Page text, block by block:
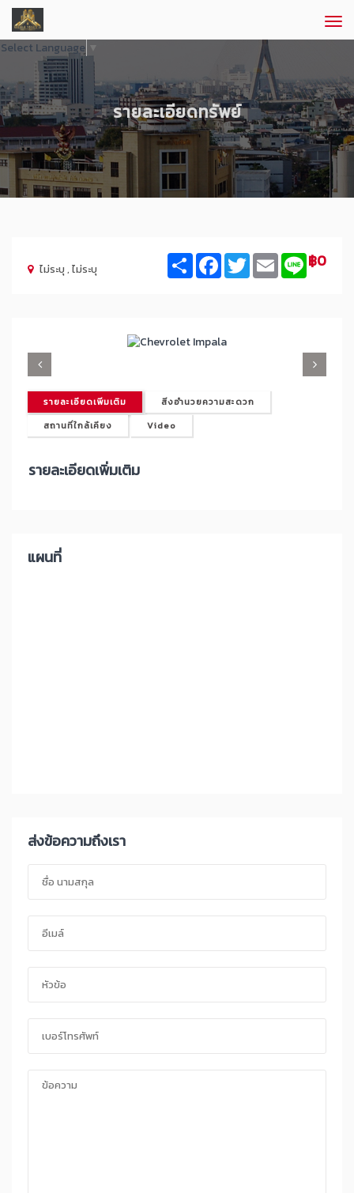
Select Language ▼
รายละเอียดทรัพย์
ไม่ระบุ , ไม่ระบุ ฿0
ShareFacebook
TwitterEmailLine
รายละเอียดเพิ่มเติม
สิ่งอำนวยความสะดวก
สถานที่ใกล้เคียง
Video
รายละเอียดเพิ่มเติม
แผนที่
ส่งข้อความถึงเรา